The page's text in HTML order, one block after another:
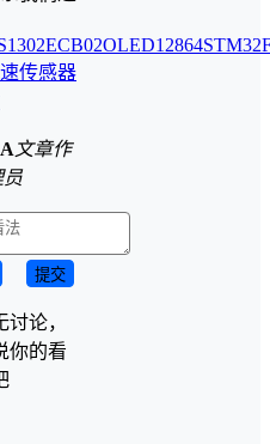
ECB02OLED12864
传感器
A 文章作
员
提交
讨论，
你的看